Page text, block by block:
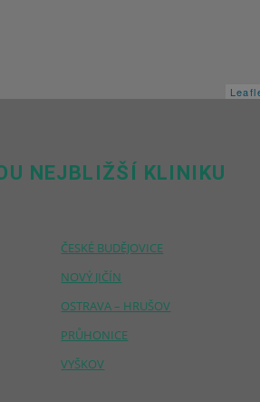
NEJBLIŽŠÍ KLINIKU
ČESKÉ BUDĚJOVICE
NOVÝ JIČÍN
OSTRAVA – HRUŠOV
PRŮHONICE
VYŠKOV